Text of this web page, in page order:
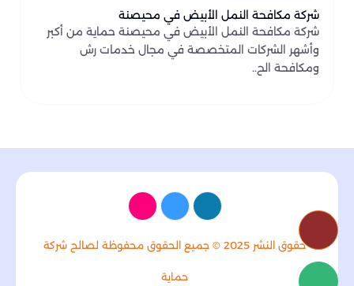
شركة مكافحة النمل الأبيض في محيصنة
شركة مكافحة النمل الأبيض في محيصنة حماية من أكبر
وأشهر الشركات المتخصصة في مجال خدمات رش
ومكافحة الح..
حقوق النشر 2025 © جميع الحقوق محفوظة لصالح شركة
حماية